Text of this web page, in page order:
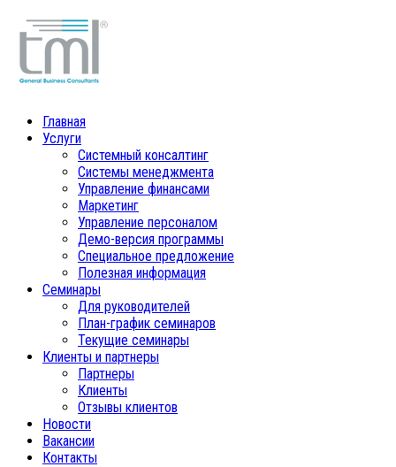
Главная
Услуги
Системный консалтинг
Системы менеджмента
Управление финансами
Маркетинг
Управление персоналом
Демо-версия программы
Специальное предложение
Полезная информация
Семинары
Для руководителей
План-график семинаров
Текущие семинары
Клиенты и партнеры
Партнеры
Клиенты
Отзывы клиентов
Новости
Вакансии
Контакты